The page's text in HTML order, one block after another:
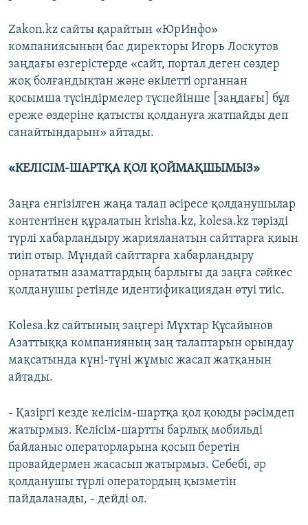
Zakon.kz сайты қарайтын «ЮрИнфо»
компаниясының бас директоры Игорь Лоскутов
заңдағы өзгерістерде «сайт, портал деген сөздер
жоқ болғандықтан және өкілетті органнан
қосымша түсіндірмелер түспейінше [заңдағы] бұл
ереже өздеріне қатысты қолдануға жатпайды деп
санайтындарын» айтады.
«КЕЛІСІМ-ШАРТҚА ҚОЛ ҚОЙМАҚШЫМЫЗ»
Заңға енгізілген жаңа талап әсіресе қолданушылар
контентінен құралатын krisha.kz, kolesa.kz тәрізді
түрлі хабарландыру жарияланатын сайттарға қиын
тиіп отыр. Мұндай сайттарға хабарландыру
орнататын азаматтардың барлығы да заңға сәйкес
қолданушы ретінде идентификациядан өтуі тиіс.
Kolesa.kz сайтының заңгері Мұхтар Құсайынов
Азаттыққа компанияның заң талаптарын орындау
мақсатында күні-түні жұмыс жасап жатқанын
айтады.
- Қазіргі кезде келісім-шартқа қол қоюды рәсімдеп
жатырмыз. Келісім-шартты барлық мобильді
байланыс операторларына қосып беретін
провайдермен жасасып жатырмыз. Себебі, әр
қолданушы түрлі оператордың қызметін
пайдаланады, - дейді ол.